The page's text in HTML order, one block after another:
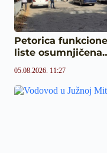
Petorica
liste
05.08.2026. 11:27